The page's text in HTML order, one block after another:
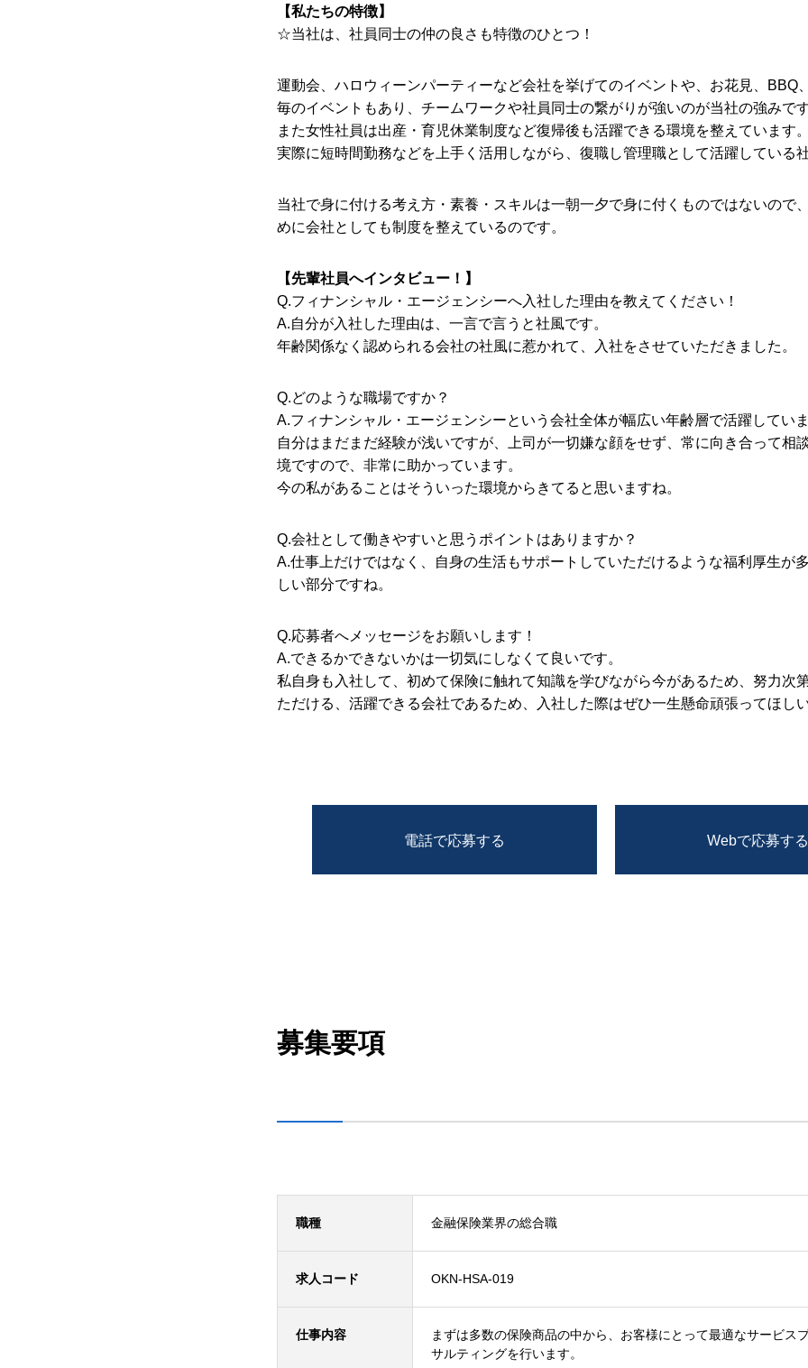
会社概要 求人情報 お問い合わせ
プライバシーポリシー
【私たちの特徴】
☆当社は、社員同士の仲の良さも特徴のひとつ！
運動会、ハロウィーンパーティーなど会社を挙げてのイベントや、お花見、BBQ
毎のイベントもあり、チームワークや社員同士の繋がりが強いのが当社の強みです
また女性社員は出産・育児休業制度など復帰後も活躍できる環境を整えています。
実際に短時間勤務などを上手く活用しながら、復職し管理職として活躍している社
当社で身に付ける考え方・素養・スキルは一朝一夕で身に付くものではないので
めに会社としても制度を整えているのです。
【先輩社員へインタビュー！】
Q.フィナンシャル・エージェンシーへ入社した理由を教えてください！
A.自分が入社した理由は、一言で言うと社風です。
年齢関係なく認められる会社の社風に惹かれて、入社をさせていただきました。
Q.どのような職場ですか？
A.フィナンシャル・エージェンシーという会社全体が幅広い年齢層で活躍していま
自分はまだまだ経験が浅いですが、上司が一切嫌な顔をせず、常に向き合って相
境ですので、非常に助かっています。
今の私があることはそういった環境からきてると思いますね。
Q.会社として働きやすいと思うポイントはありますか？
A.仕事上だけではなく、自身の生活もサポートしていただけるような福利厚生が
しい部分ですね。
Q.応募者へメッセージをお願いします！
A.できるかできないかは一切気にしなくて良いです。
私自身も入社して、初めて保険に触れて知識を学びながら今があるため、努力次
ただける、活躍できる会社であるため、入社した際はぜひ一生懸命頑張ってほし
電話で応募する Webで応募する
募集要項
職種 金融保険業界の総合職
求人コード OKN-HSA-019
仕事内容
まずは多数の保険商品の中から、お客様にとって最適なサービス
サルティングを行います。